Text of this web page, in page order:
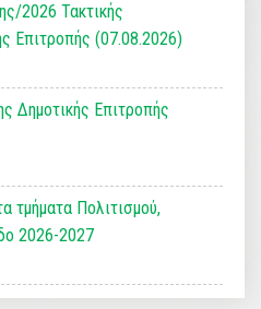
2026 Τακτικής
Επιτροπής (07.08.2026)
Δημοτικής Επιτροπής
τμήματα Πολιτισμού,
2026-2027